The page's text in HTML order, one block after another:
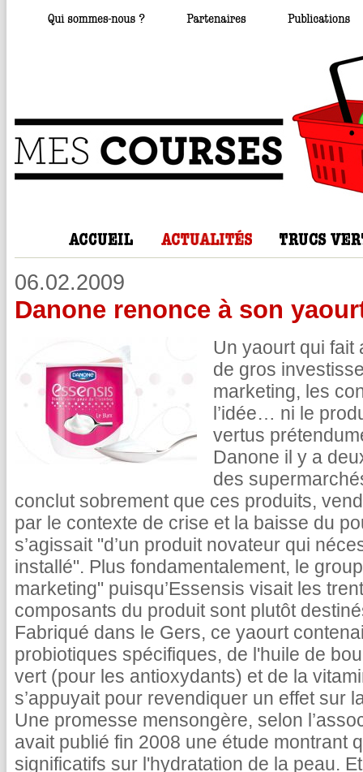
06.02.2009
Danone renonce à son
Un yaourt qui fait
de gros
marketing, les
l’idée… ni le
vertus
Danone il y a
des
conclut sobrement que ces produits,
par le contexte de crise et la baisse du
s’agissait "d’un produit novateur qui
installé". Plus fondamentalement, le
marketing" puisqu’Essensis visait les
composants du produit sont plutôt
Fabriqué dans le Gers, ce yaourt
probiotiques spécifiques, de l'huile de
vert (pour les antioxydants) et de la
s’appuyait pour revendiquer un effet sur
Une promesse mensongère, selon
avait publié fin 2008 une étude montrant
significatifs sur l'hydratation de la peau.